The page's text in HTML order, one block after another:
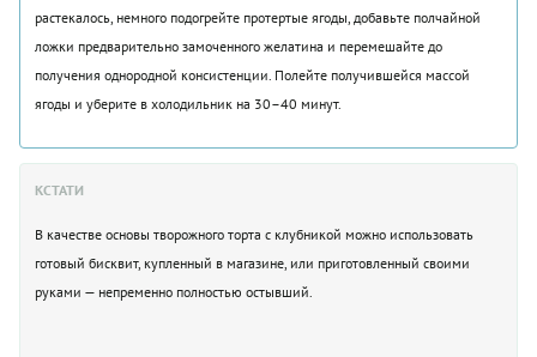
растекалось, немного подогрейте протертые ягоды, добавьте полчайной
ложки предварительно замоченного желатина и перемешайте до
получения однородной консистенции. Полейте получившейся массой
ягоды и уберите в холодильник на 30–40 минут.
КСТАТИ
В качестве основы творожного торта с клубникой можно использовать
готовый бисквит, купленный в магазине, или приготовленный своими
руками — непременно полностью остывший.